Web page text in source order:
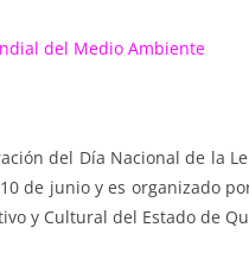
del Medio Ambiente
del Día Nacional de la
de junio y es organizado
y Cultural del Estado de